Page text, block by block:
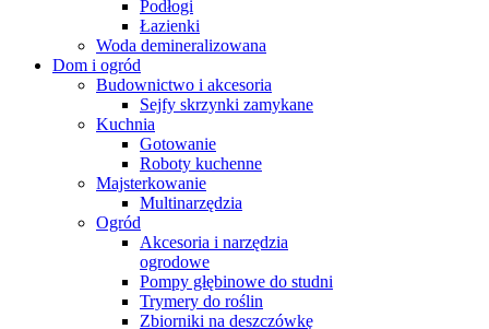
Podłogi
Łazienki
Woda demineralizowana
Dom i ogród
Budownictwo i akcesoria
Sejfy skrzynki zamykane
Kuchnia
Gotowanie
Roboty kuchenne
Majsterkowanie
Multinarzędzia
Ogród
Akcesoria i narzędzia
ogrodowe
Pompy głębinowe do studni
Trymery do roślin
Zbiorniki na deszczówkę